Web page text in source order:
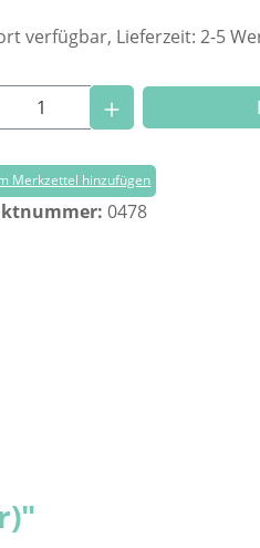
verfügbar, Lieferzeit: 2-5
Anzahl: Gib
Merkzettel hinzufügen
0478